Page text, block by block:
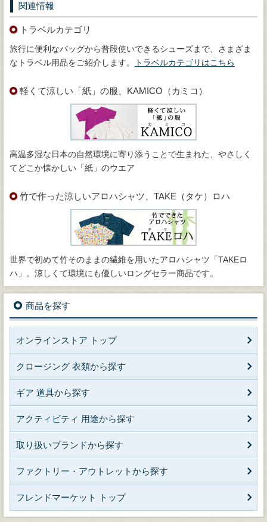
関連情報
トラベルカテゴリ
旅行に便利なバッグから普段使いできるシューズまで、さまざま
なトラベル用品をご紹介します。
トラベルカテゴリはこちら
軽くて涼しい「紙」の服、KAMICO（カミコ）
高温多湿な日本の自然環境に寄り添うことで生まれた、やさしく
てどこか懐かしい「紙」のウエア
竹で作った涼しいアロハシャツ、TAKE（タケ）ロハ
世界で初めて竹そのままの繊維を用いたアロハシャツ「TAKEロ
ハ」。涼しくて環境にも優しいロングセラー商品です。
商品を探す
オンラインストア トップ
クロージング 衣類から探す
ギア 道具から探す
アクティビティ 用途から探す
取り扱いブランドから探す
ファクトリー・アウトレットから探す
フレンドマーケット トップ